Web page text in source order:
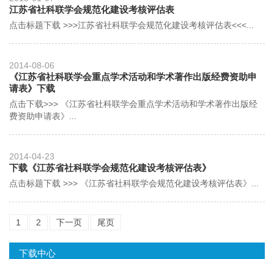
江苏省社科联学会规范化建设考核评估表
点击标题下载 >>>江苏省社科联学会规范化建设考核评估表<<<...
2014-08-06
《江苏省社科联学会重点学术活动和学术著作出版经费资助申
请表》下载
点击下载>>> 《江苏省社科联学会重点学术活动和学术著作出版经
费资助申请表》...
2014-04-23
下载《江苏省社科联学会规范化建设考核评估表》
点击标题下载 >>> 《江苏省社科联学会规范化建设考核评估表》...
1 2 下一页 尾页
下载中心